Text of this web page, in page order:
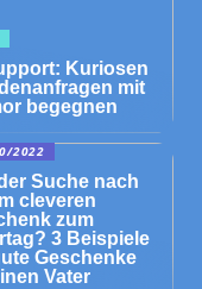
Kuriosen
mit
begegnen
2022
Suche nach
cleveren
zum
3 Beispiele
Geschenke
Vater